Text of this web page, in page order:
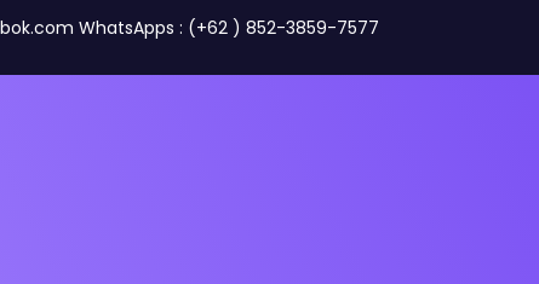
WhatsApps : (+62 ) 852-3859-7577